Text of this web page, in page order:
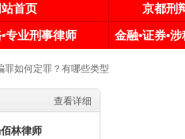
站首页 京都刑
专业刑事律师
金融•证券•
罪如何定罪？有哪些类型
查看详细